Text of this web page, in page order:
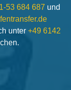
53 684 687 und
unter +49 6142